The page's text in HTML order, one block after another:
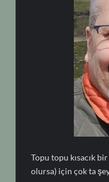
Topu topu kısacık
olursa) için çok ta